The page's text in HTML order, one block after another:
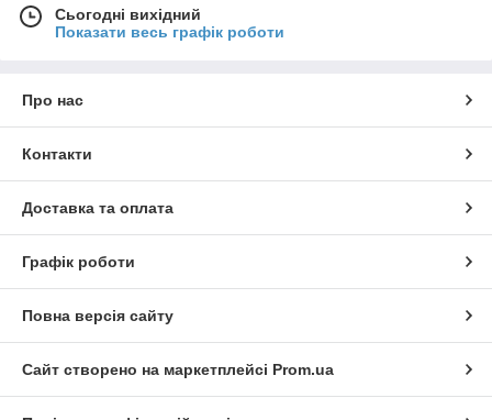
Сьогодні вихідний
Показати весь графік роботи
Про нас
Контакти
Доставка та оплата
Графік роботи
Повна версія сайту
Сайт створено на маркетплейсі Prom.ua